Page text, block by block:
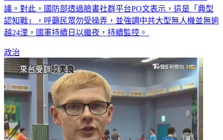
議。對此，國防部透過臉書社群平台PO文表示，這是「典型
認知戰」，呼籲民眾勿受操弄，並強調中共大型無人機並無逾
越24浬，國軍持續日以繼夜，持續監控。
政治